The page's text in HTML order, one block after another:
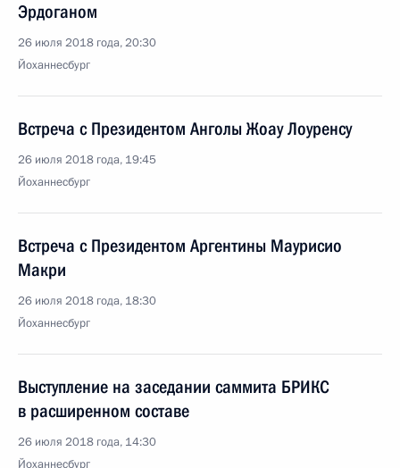
Эрдоганом
26 июля 2018 года, 20:30
Йоханнесбург
Встреча с Президентом Анголы Жоау Лоуренсу
26 июля 2018 года, 19:45
Йоханнесбург
Встреча с Президентом Аргентины Маурисио
Макри
26 июля 2018 года, 18:30
Йоханнесбург
Выступление на заседании саммита БРИКС
в расширенном составе
26 июля 2018 года, 14:30
Йоханнесбург